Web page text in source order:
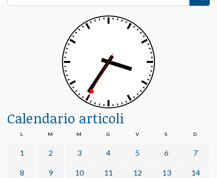
Calendario articoli
L M M G V S D
1 2 3 4 5 6 7
8 9 10 11 12 13 14